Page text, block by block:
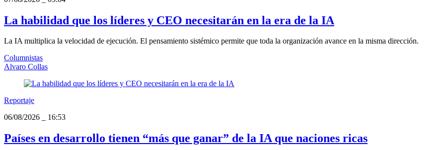
La habilidad que los líderes y CEO necesitarán en la era de la IA
La IA multiplica la velocidad de ejecución. El pensamiento sistémico permite que toda la organización avance en la misma dirección.
Columnistas
Alvaro Collas
Reportaje
06/08/2026
16:53
Países en desarrollo tienen “más que ganar” de la IA que naciones ricas